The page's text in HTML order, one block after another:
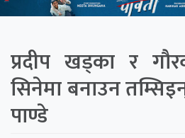
प्रदीप खड्का र
सिनेमा बनाउन तम्सिइन्
पाण्डे